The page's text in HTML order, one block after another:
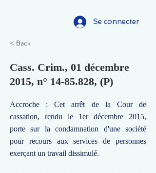
Se connecter
< Back
Cass. Crim., 01 décembre
2015, n° 14-85.828, (P)
Accroche : Cet arrêt de la Cour de
cassation, rendu le 1er décembre 2015,
porte sur la condamnation d'une société
pour recours aux services de personnes
exerçant un travail dissimulé.